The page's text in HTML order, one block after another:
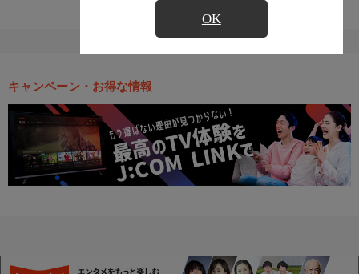
OK
キャンペーン・お得な情報